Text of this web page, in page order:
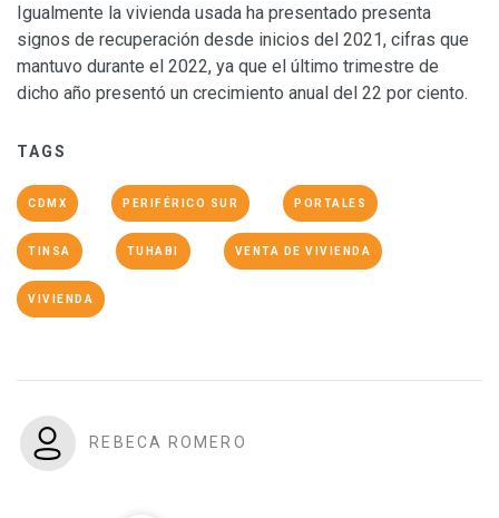
Igualmente la vivienda usada ha presentado presenta
signos de recuperación desde inicios del 2021, cifras que
mantuvo durante el 2022, ya que el último trimestre de
dicho año presentó un crecimiento anual del 22 por ciento.
TAGS
CDMX PERIFÉRICO SUR PORTALES
TINSA TUHABI VENTA DE VIVIENDA
VIVIENDA
REBECA ROMERO